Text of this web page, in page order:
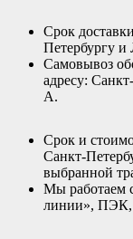
Срок
Петербургу и
Самовывоз
адресу:
А.
Срок и
Санкт-
выбранной
Мы работаем
линии», ПЭК,